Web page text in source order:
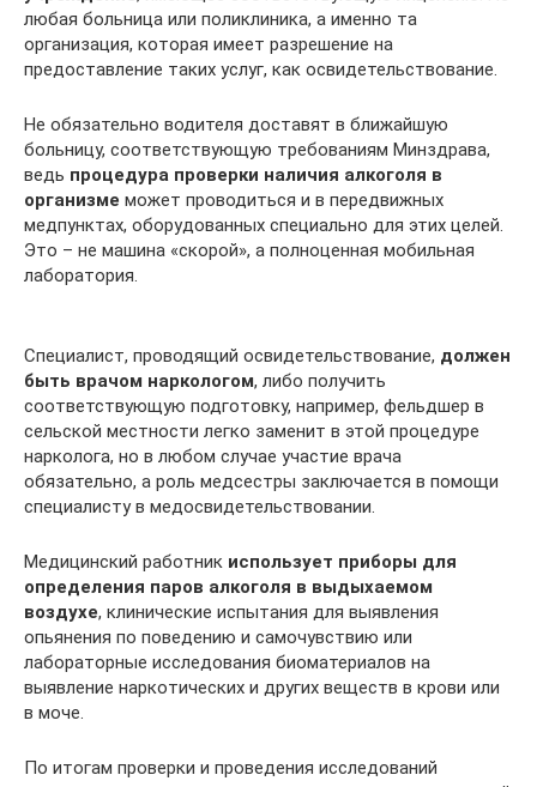
любая больница или поликлиника, а именно та
организация, которая имеет разрешение на
предоставление таких услуг, как освидетельствование.
Не обязательно водителя доставят в ближайшую
больницу, соответствующую требованиям Минздрава,
ведь процедура проверки наличия алкоголя в
организме может проводиться и в передвижных
медпунктах, оборудованных специально для этих целей.
Это – не машина «скорой», а полноценная мобильная
лаборатория.
Специалист, проводящий освидетельствование, должен
быть врачом наркологом, либо получить
соответствующую подготовку, например, фельдшер в
сельской местности легко заменит в этой процедуре
нарколога, но в любом случае участие врача
обязательно, а роль медсестры заключается в помощи
специалисту в медосвидетельствовании.
Медицинский работник использует приборы для
определения паров алкоголя в выдыхаемом
воздухе, клинические испытания для выявления
опьянения по поведению и самочувствию или
лабораторные исследования биоматериалов на
выявление наркотических и других веществ в крови или
в моче.
По итогам проверки и проведения исследований